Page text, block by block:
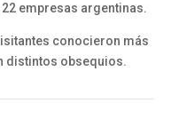
empresas argentinas.
conocieron más
distintos obsequios.